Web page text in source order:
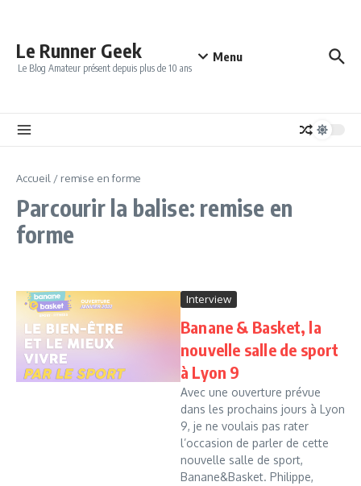
Le Runner Geek
Le Blog Amateur présent depuis plus de 10 ans
Menu
Accueil / remise en forme
Parcourir la balise: remise en
forme
Interview
Banane & Basket, la
nouvelle salle de sport
à Lyon 9
Avec une ouverture prévue
dans les prochains jours à Lyon
9, je ne voulais pas rater
l’occasion de parler de cette
nouvelle salle de sport,
Banane&Basket. Philippe,